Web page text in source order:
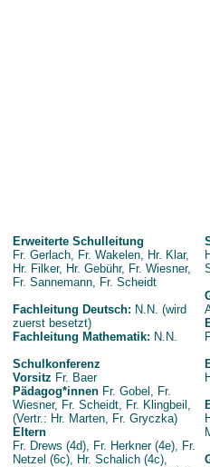
Erweiterte Schulleitung
Fr. Gerlach, Fr. Wakelen, Hr. Klar,
Hr. Filker, Hr. Gebühr, Fr. Wiesner,
Fr. Sannemann, Fr. Scheidt
Fachleitung Deutsch: N.N. (wird
zuerst besetzt)
Fachleitung Mathematik: N.N.
Schulkonferenz
Vorsitz Fr. Baer
Pädagog*innen Fr. Gobel, Fr.
Wiesner, Fr. Scheidt, Fr. Klingbeil,
(Vertr.: Hr. Marten, Fr. Gryczka)
Eltern
Fr. Drews (4d), Fr. Herkner (4e), Fr.
Netzel (6c), Hr. Schalich (4c),